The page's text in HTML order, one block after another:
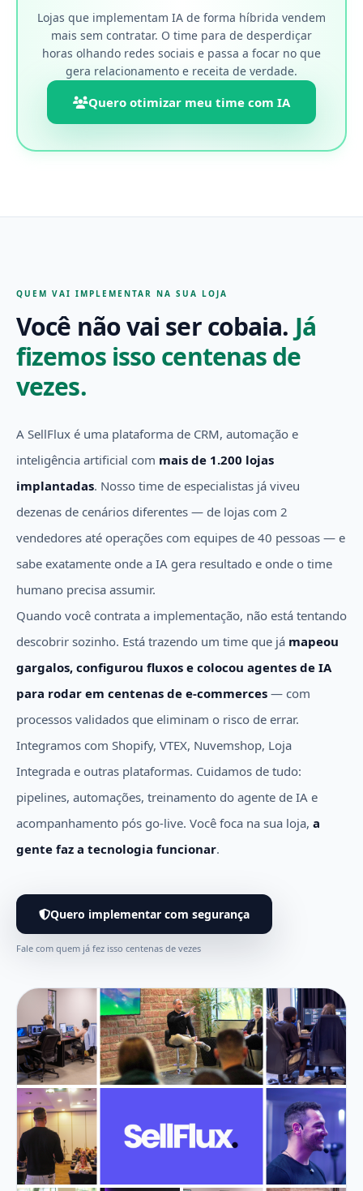
Lojas que implementam IA de forma híbrida vendem
mais sem contratar. O time para de desperdiçar
horas olhando redes sociais e passa a focar no que
gera relacionamento e receita de verdade.
Quero otimizar meu time com IA
QUEM VAI IMPLEMENTAR NA SUA LOJA
Você não vai ser cobaia. Já
fizemos isso centenas de
vezes.
A SellFlux é uma plataforma de CRM, automação e
inteligência artificial com mais de 1.200 lojas
implantadas. Nosso time de especialistas já viveu
dezenas de cenários diferentes — de lojas com 2
vendedores até operações com equipes de 40 pessoas — e
sabe exatamente onde a IA gera resultado e onde o time
humano precisa assumir.
Quando você contrata a implementação, não está tentando
descobrir sozinho. Está trazendo um time que já mapeou
gargalos, configurou fluxos e colocou agentes de IA
para rodar em centenas de e-commerces — com
processos validados que eliminam o risco de errar.
Integramos com Shopify, VTEX, Nuvemshop, Loja
Integrada e outras plataformas. Cuidamos de tudo:
pipelines, automações, treinamento do agente de IA e
acompanhamento pós go-live. Você foca na sua loja, a
gente faz a tecnologia funcionar.
Quero implementar com segurança
Fale com quem já fez isso centenas de vezes